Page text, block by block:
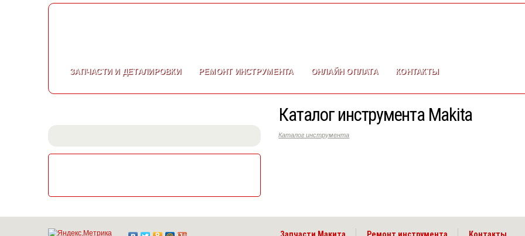
ЗАПЧАСТИИ ДЕТАЛИРОВКИ РЕМОНТИНСТРУМЕНТА ОНЛАЙН ОПЛАТА КОНТАКТЫ
Каталог инструмента Makita
Каталог инструмента